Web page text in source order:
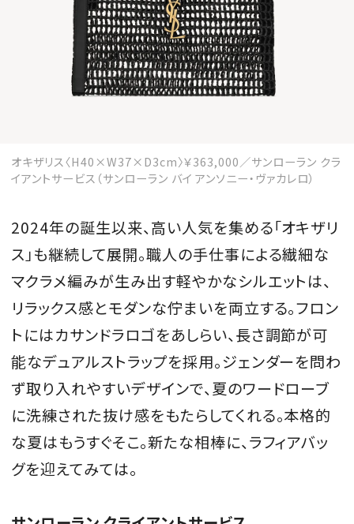
オキザリス〈H40×W37×D3cm〉￥363,000／サンローラン クラ
イアントサービス（サンローラン バイ アンソニー・ヴァカレロ）
2024年の誕生以来、高い人気を集める「オキザリ
ス」も継続して展開。職人の手仕事による繊細な
マクラメ編みが生み出す軽やかなシルエットは、
リラックス感とモダンな佇まいを両立する。フロン
トにはカサンドラロゴをあしらい、長さ調節が可
能なデュアルストラップを採用。ジェンダーを問わ
ず取り入れやすいデザインで、夏のワードローブ
に洗練された抜け感をもたらしてくれる。本格的
な夏はもうすぐそこ。新たな相棒に、ラフィアバッ
グを迎えてみては。